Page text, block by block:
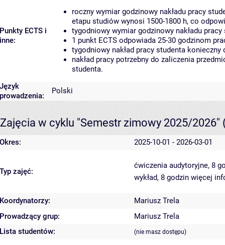
Punkty ECTS i
inne:
roczny wymiar godzinowy nakładu pracy
etapu studiów wynosi 1500-1800 h, co
tygodniowy wymiar godzinowy nakładu
1 punkt ECTS odpowiada 25-30 godzinom
tygodniowy nakład pracy studenta
nakład pracy potrzebny do zaliczenia
studenta.
Język
prowadzenia:
Polski
Zajęcia w cyklu "Semestr zimowy 2025/2026"
Okres: 2025-10-01 - 2026-03-01
Typ zajęć:
ćwiczenia audytoryjne, 8
wykład, 8 godzin więcej
Koordynatorzy:
Mariusz Trela
Prowadzący grup:
Mariusz Trela
Lista studentów:
(nie masz dostępu)